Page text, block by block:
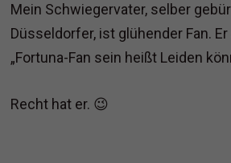
Mein Schwiegervater, selber
Düsseldorfer, ist glühender Fan.
„Fortuna-Fan sein heißt Leiden
Recht hat er. 😉